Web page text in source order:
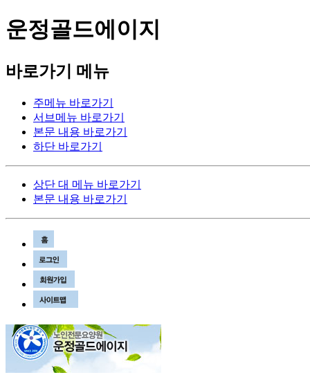
운정골드에이지
바로가기 메뉴
주메뉴 바로가기
서브메뉴 바로가기
본문 내용 바로가기
하단 바로가기
상단 대 메뉴 바로가기
본문 내용 바로가기